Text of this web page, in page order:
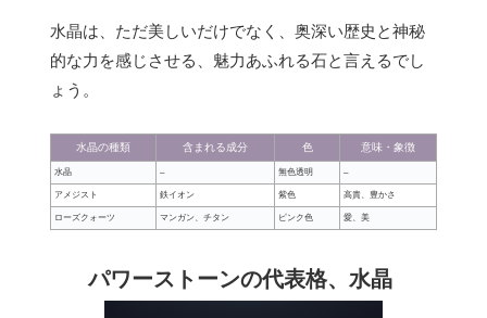
水晶は、ただ美しいだけでなく、奥深い歴史と神秘
的な力を感じさせる、魅力あふれる石と言えるでし
ょう。
水晶の種類 含まれる成分 色 意味・象徴
水晶 – 無色透明 –
アメジスト 鉄イオン 紫色 高貴、豊かさ
ローズクォーツ マンガン、チタン ピンク色 愛、美
パワーストーンの代表格、水晶